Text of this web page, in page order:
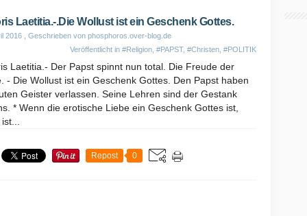
Laetitia.-.Die Wollust ist ein Geschenk Gottes.
2016 , Geschrieben von phosphoros.over-blog.de
Veröffentlicht in #Religion #PAPST, #Christen #POLITIK
Laetitia.- Der Papst spinnt nun total. Die Freude der
- Die Wollust ist ein Geschenk Gottes. Den Papst haben
Geister verlassen. Seine Lehren sind der Gestank
* Wenn die erotische Liebe ein Geschenk Gottes ist,
Repost 0